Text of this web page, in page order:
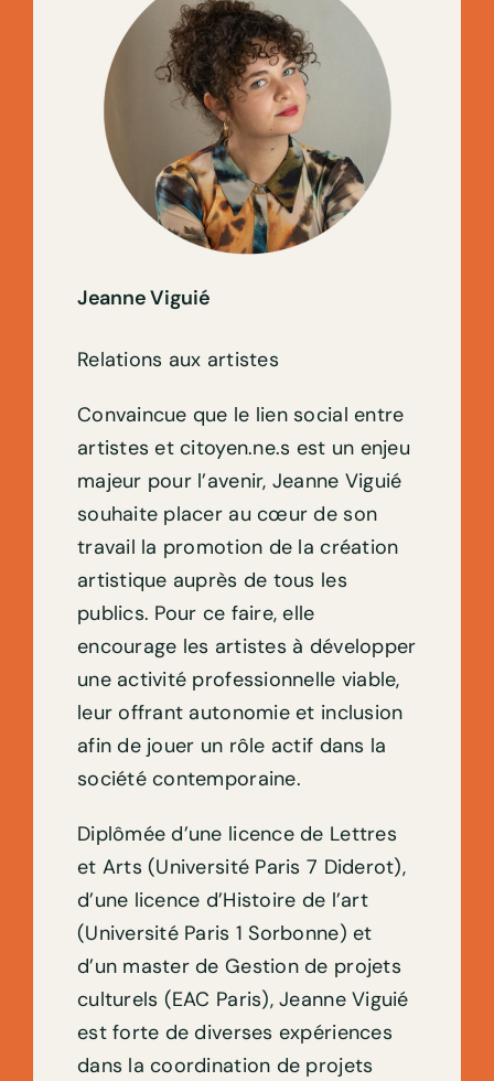
Jeanne Viguié
Relations aux artistes
Convaincue que le lien social entre
artistes et citoyen.ne.s est un enjeu
majeur pour l’avenir, Jeanne Viguié
souhaite placer au cœur de son
travail la promotion de la création
artistique auprès de tous les
publics. Pour ce faire, elle
encourage les artistes à développer
une activité professionnelle viable,
leur offrant autonomie et inclusion
afin de jouer un rôle actif dans la
société contemporaine.
Diplômée d’une licence de Lettres
et Arts (Université Paris 7 Diderot),
d’une licence d’Histoire de l’art
(Université Paris 1 Sorbonne) et
d’un master de Gestion de projets
culturels (EAC Paris), Jeanne Viguié
est forte de diverses expériences
dans la coordination de projets